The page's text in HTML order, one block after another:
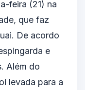
feira (21) na
que faz
De acordo
e
Além do
levada para a